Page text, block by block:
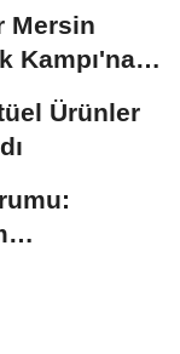
Mersin
Kampı'na
Ürünler